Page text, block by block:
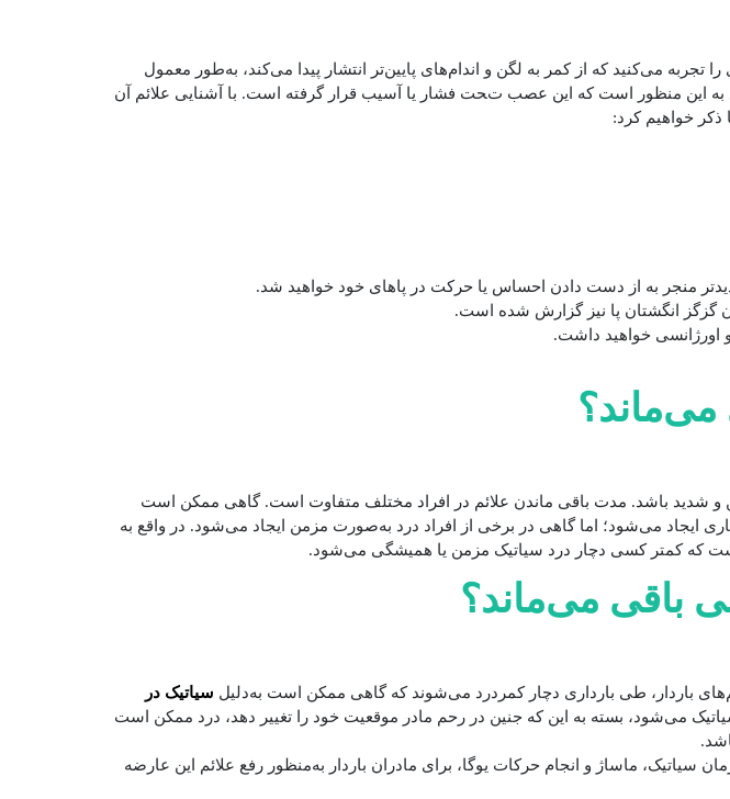
تجربه می‌کنید که از کمر به لگن و اندام‌های پایین‌تر انتشار پیدا می‌کند، به‌طور معمول
این منظور است که این عصب تحت فشار یا آسیب قرار گرفته است. با آشنایی علائم آن
ذکر خواهیم کرد:
منجر به از دست دادن احساس یا حرکت در پاهای خود خواهید شد.
گزگز انگشتان پا نیز گزارش شده است.
اورژانسی خواهید داشت.
می‌ماند؟
و شدید باشد. مدت باقی ماندن علائم در افراد مختلف متفاوت است. گاهی ممکن است
ایجاد می‌شود؛ اما گاهی در برخی از افراد درد به‌صورت مزمن ایجاد می‌شود. در واقع به
که کمتر کسی دچار درد سیاتیک مزمن یا همیشگی می‌شود.
باقی می‌ماند؟
سیاتیک در
می‌شود، بسته به این که جنین در رحم مادر موقعیت خود را تغییر دهد، درد ممکن است
ماساژ و انجام حرکات یوگا، برای مادران باردار به‌منظور رفع علائم این عارضه